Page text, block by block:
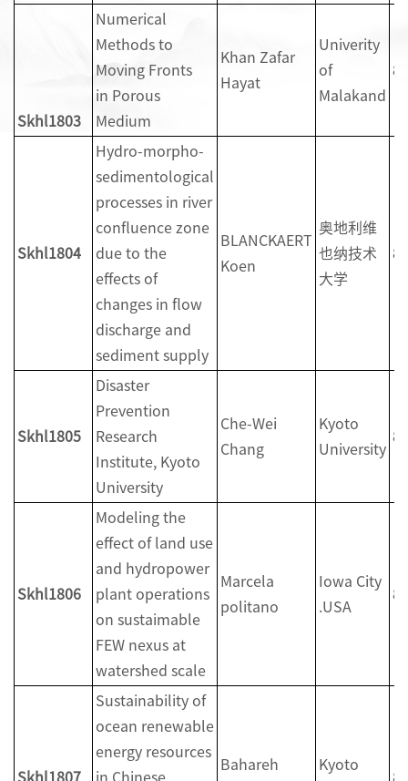
Skhl1803
Numerical
Methods to
Moving Fronts
in Porous
Medium
Khan Zafar
Hayat
Univerity
of
Malakand
8
Skhl1804
Hydro-morpho-
sedimentological
processes in river
confluence zone
due to the
effects of
changes in flow
discharge and
sediment supply
BLANCKAERT
Koen
奥地利维
也纳技术
大学
8
Skhl1805
Disaster
Prevention
Research
Institute, Kyoto
University
Che-Wei
Chang
Kyoto
University
8
Skhl1806
Modeling the
effect of land use
and hydropower
plant operations
on sustaimable
FEW nexus at
watershed scale
Marcela
politano
Iowa City
.USA
8
Skhl1807
Sustainability of
ocean renewable
energy resources
in Chinese
Bahareh
Kyoto
8